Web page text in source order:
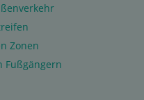
Zonen
Fußgängern